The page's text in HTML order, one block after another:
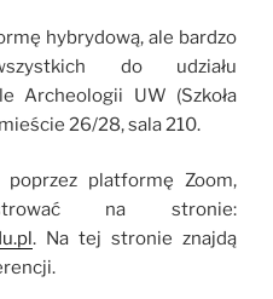
hybrydową, ale bardzo
do udziału
Archeologii UW (Szkoła
26/28, sala 210.
platformę Zoom,
na stronie:
. Na tej stronie znajdą